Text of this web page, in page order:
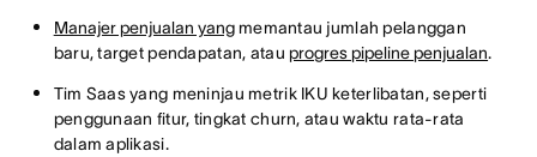
Manajer penjualan yangmemantau jumlah pelanggan
baru, target pendapatan, atauprogres pipeline penjualan.
Tim Saas yang meninjau metrik IKU keterlibatan, seperti
penggunaan fitur, tingkat churn, atau waktu rata-rata
dalam aplikasi.